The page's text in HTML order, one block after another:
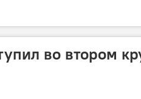
во втором